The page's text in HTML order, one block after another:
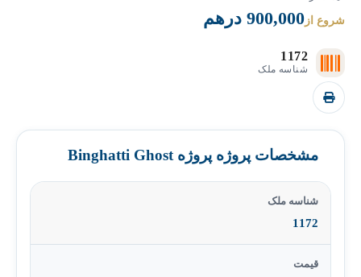
شروع از 900,000 درهم
1172
شناسه ملک
مشخصات پروژه پروژه Binghatti Ghost
شناسه ملک
1172
قیمت